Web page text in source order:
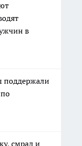
в
поддержали
смрад и